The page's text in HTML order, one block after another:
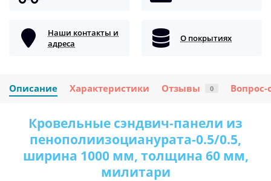
Наши контакты и
адреса
О покрытиях
Описание Характеристики Отзывы 0 Вопрос-
Кровельные сэндвич-панели из
пенополиизоцианурата-0.5/0.5,
ширина 1000 мм, толщина 60 мм,
милитари